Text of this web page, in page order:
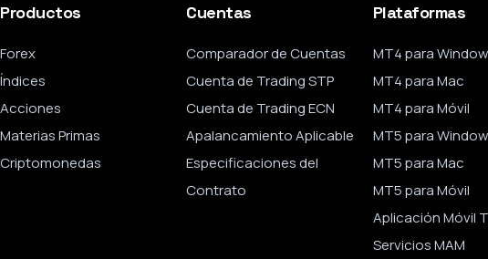
Productos
Forex
Índices
Acciones
Materias Primas
Criptomonedas
Cuentas
Comparador de Cuentas
Cuenta de Trading STP
Cuenta de Trading ECN
Apalancamiento Aplicable
Especificaciones del
Contrato
Plataformas
MT4 para
MT4 para Mac
MT4 para Móvil
MT5 para
MT5 para Mac
MT5 para Móvil
Aplicación Móvil
Servicios MAM